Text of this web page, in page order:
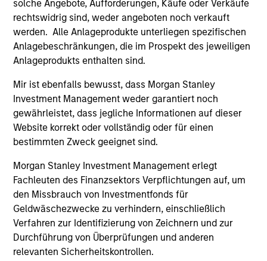
solche Angebote, Aufforderungen, Käufe oder Verkäufe
rechtswidrig sind, weder angeboten noch verkauft
werden. Alle Anlageprodukte unterliegen spezifischen
Anlagebeschränkungen, die im Prospekt des jeweiligen
Anlageprodukts enthalten sind.
Mir ist ebenfalls bewusst, dass Morgan Stanley
Investment Management weder garantiert noch
gewährleistet, dass jegliche Informationen auf dieser
Website korrekt oder vollständig oder für einen
bestimmten Zweck geeignet sind.
Morgan Stanley Investment Management erlegt
Fachleuten des Finanzsektors Verpflichtungen auf, um
den Missbrauch von Investmentfonds für
Geldwäschezwecke zu verhindern, einschließlich
Verfahren zur Identifizierung von Zeichnern und zur
Durchführung von Überprüfungen und anderen
relevanten Sicherheitskontrollen.
Video
Other videos in series
An Ideal Partner for Founder and Family
Businesses
Aaron Sack, Head of Capital Partners
Meet the Team
Aaron Sack
Managing Director